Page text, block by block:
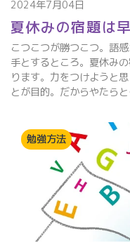
2024年7月04日
夏休みの宿題は
こつこつが勝つこつ。語
手とするところ。夏休み
ります。力をつけようと
とが目的。だからやたら
勉強方法